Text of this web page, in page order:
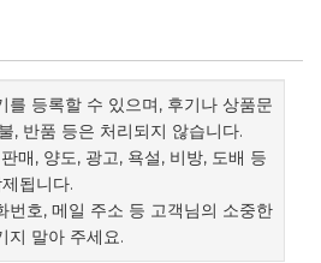
를 등록할 수 있으며, 후기나 상품문
, 반품 등은 처리되지 않습니다.
매, 양도, 광고, 욕설, 비방, 도배 등
됩니다.
번호, 메일 주소 등 고객님의 소중한
지 말아 주세요.